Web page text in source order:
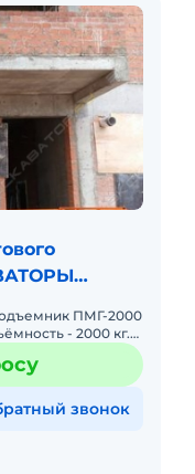
ПМГ-2000
- 2000 кг.
грузовой
звонок